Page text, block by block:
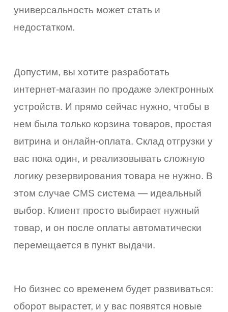
универсальность может стать и
недостатком.
Допустим, вы хотите разработать
интернет-магазин по продаже электронных
устройств. И прямо сейчас нужно, чтобы в
нем была только корзина товаров, простая
витрина и онлайн-оплата. Склад отгрузки у
вас пока один, и реализовывать сложную
логику резервирования товара не нужно. В
этом случае CMS система — идеальный
выбор. Клиент просто выбирает нужный
товар, и он после оплаты автоматически
перемещается в пункт выдачи.
Но бизнес со временем будет развиваться:
оборот вырастет, и у вас появятся новые